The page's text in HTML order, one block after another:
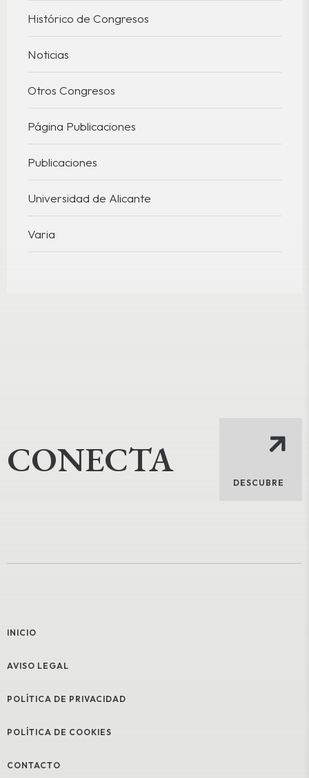
Histórico de Congresos
Noticias
Otros Congresos
Página Publicaciones
Publicaciones
Universidad de Alicante
Varia
CONECTA
DESCUBRE
INICIO
AVISO LEGAL
POLÍTICA DE PRIVACIDAD
POLÍTICA DE COOKIES
CONTACTO